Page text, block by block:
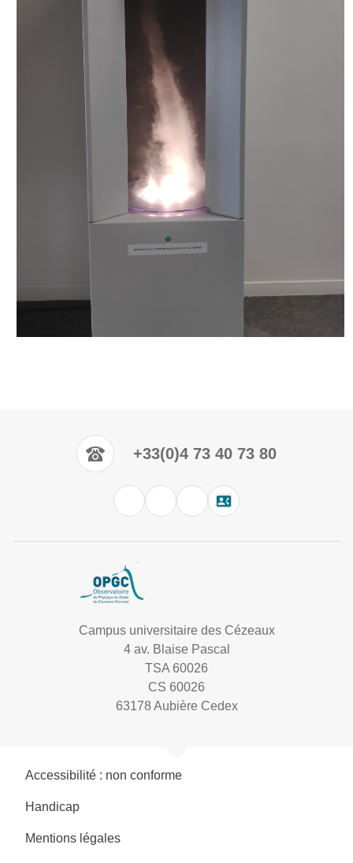
+33(0)4 73 40 73 80
Campus universitaire des Cézeaux
4 av. Blaise Pascal
TSA 60026
CS 60026
63178 Aubière Cedex
Accessibilité : non conforme
Handicap
Mentions légales